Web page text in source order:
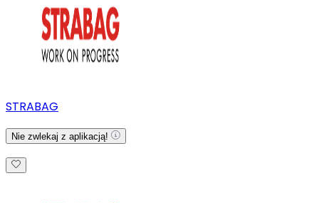
STRABAG
Nie zwlekaj z aplikacją!